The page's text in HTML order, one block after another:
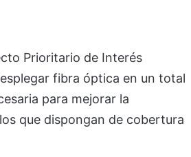
Prioritario de Interés
fibra óptica en un total
para mejorar la
que dispongan de cobertura